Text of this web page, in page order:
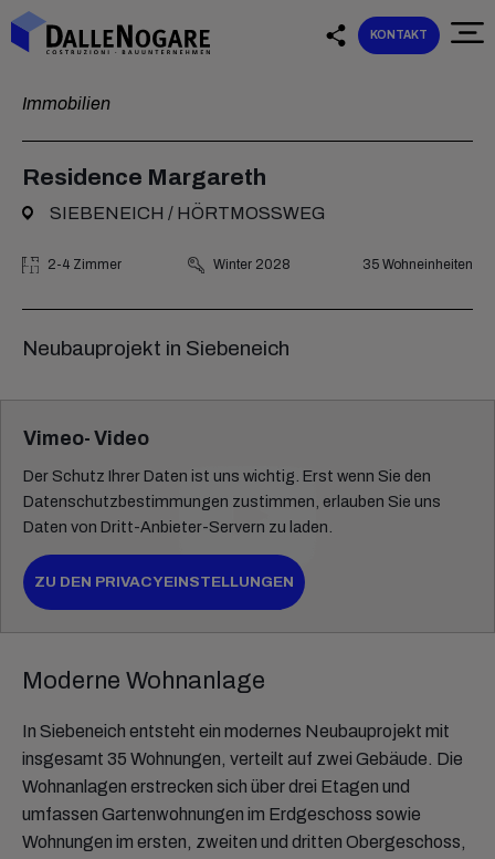
KONTAKT
Immobilien
Residence Margareth
SIEBENEICH / HÖRTMOSSWEG
2-4 Zimmer Winter 2028 35 Wohneinheiten
Neubauprojekt in Siebeneich
Vimeo- Video
Der Schutz Ihrer Daten ist uns wichtig. Erst wenn Sie den
Datenschutzbestimmungen zustimmen, erlauben Sie uns
Daten von Dritt-Anbieter-Servern zu laden.
ZU DEN PRIVACYEINSTELLUNGEN
Moderne Wohnanlage
In Siebeneich entsteht ein modernes Neubauprojekt mit
insgesamt 35 Wohnungen, verteilt auf zwei Gebäude. Die
Wohnanlagen erstrecken sich über drei Etagen und
umfassen Gartenwohnungen im Erdgeschoss sowie
Wohnungen im ersten, zweiten und dritten Obergeschoss,